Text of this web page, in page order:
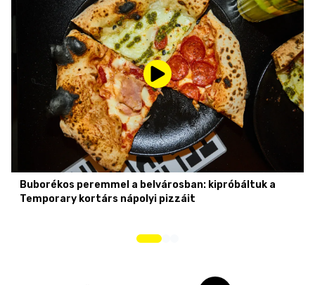
Buborékos peremmel a belvárosban: kipróbáltuk a
Temporary kortárs nápolyi pizzáit